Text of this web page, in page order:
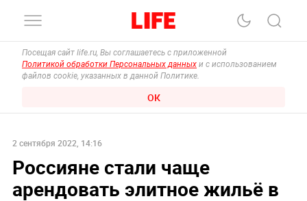
Посещая сайт life.ru, Вы соглашаетесь с приложенной
Политикой обработки Персональных данных и с использованием
файлов cookie, указанных в данной Политике.
ОК
2 сентября 2022, 14:16
Россияне стали чаще
арендовать элитное жильё в